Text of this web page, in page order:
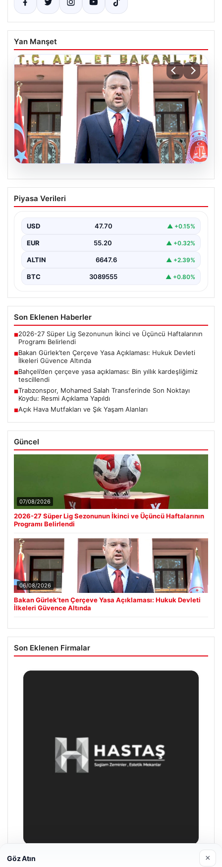
Yan Manşet
06.08.2026
Bakan Gürlek’ten Çerçeve Yasa
Açıklaması: Hukuk Devleti İlkeleri
Adalet Bakanı Akın Gürlek, Türkiye'nin terörden
yeni çerçeve…
Piyasa Verileri
USD 47.70 ▲ +0.15%
EUR 55.20 ▲ +0.32%
ALTIN 6647.6 ▲ +2.39%
BTC 3089555 ▲ +0.80%
Son Eklenen Haberler
■2026-27 Süper Lig Sezonunun İkinci ve Üçüncü Haftalarının
Programı Belirlendi
■Bakan Gürlek’ten Çerçeve Yasa Açıklaması: Hukuk Devleti
İlkeleri Güvence Altında
■Bahçeli’den çerçeve yasa açıklaması: Bin yıllık kardeşliğimiz
tescillendi
■Trabzonspor, Mohamed Salah Transferinde Son Noktayı
Koydu: Resmi Açıklama Yapıldı
■Açık Hava Mutfakları ve Şık Yaşam Alanları
Güncel
07/08/2026
2026-27 Süper Lig Sezonunun İkinci ve Üçüncü Haftalarının
Programı Belirlendi
06/08/2026
Bakan Gürlek’ten Çerçeve Yasa Açıklaması: Hukuk Devleti
İlkeleri Güvence Altında
Son Eklenen Firmalar
Göz Atın ×